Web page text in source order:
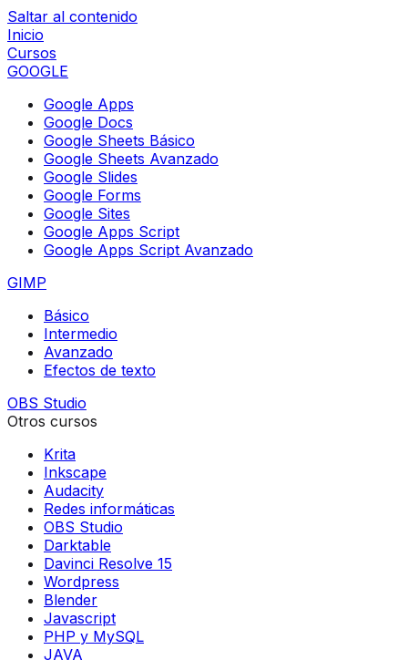
Saltar al contenido
Inicio
Cursos
GOOGLE
Google Apps
Google Docs
Google Sheets Básico
Google Sheets Avanzado
Google Slides
Google Forms
Google Sites
Google Apps Script
Google Apps Script Avanzado
GIMP
Básico
Intermedio
Avanzado
Efectos de texto
OBS Studio
Otros cursos
Krita
Inkscape
Audacity
Redes informáticas
OBS Studio
Darktable
Davinci Resolve 15
Wordpress
Blender
Javascript
PHP y MySQL
JAVA